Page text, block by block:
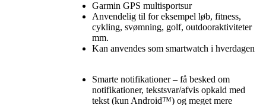
Garmin GPS multisportsur
Anvendelig til for eksempel løb, fitness,
cykling, svømning, golf, outdooraktiviteter
mm.
Kan anvendes som smartwatch i hverdagen
Smarte notifikationer – få besked om
notifikationer, tekstsvar/afvis opkald med
tekst (kun Android™) og meget mere